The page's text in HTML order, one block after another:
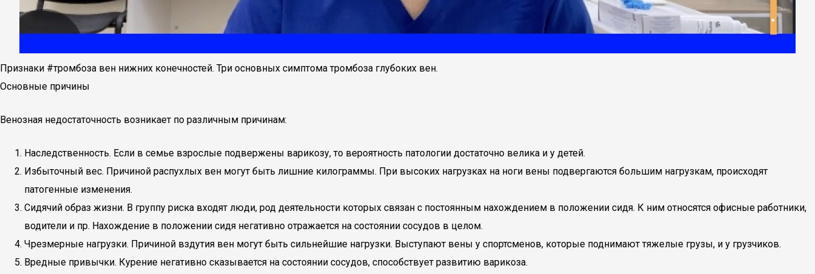
Признаки #тромбоза вен нижних конечностей. Три основных симптома тромбоза глубоких вен.
Основные причины
Венозная недостаточность возникает по различным причинам:
Наследственность. Если в семье взрослые подвержены варикозу, то вероятность патологии достаточно велика и у детей.
Избыточный вес. Причиной распухлых вен могут быть лишние килограммы. При высоких нагрузках на ноги вены подвергаются большим нагрузкам, происходят
патогенные изменения.
Сидячий образ жизни. В группу риска входят люди, род деятельности которых связан с постоянным нахождением в положении сидя. К ним относятся офисные работники,
водители и пр. Нахождение в положении сидя негативно отражается на состоянии сосудов в целом.
Чрезмерные нагрузки. Причиной вздутия вен могут быть сильнейшие нагрузки. Выступают вены у спортсменов, которые поднимают тяжелые грузы, и у грузчиков.
Вредные привычки. Курение негативно сказывается на состоянии сосудов, способствует развитию варикоза.